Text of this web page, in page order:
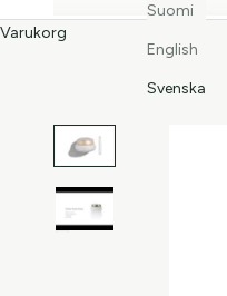
Suomi
English
Svenska
Varukorg